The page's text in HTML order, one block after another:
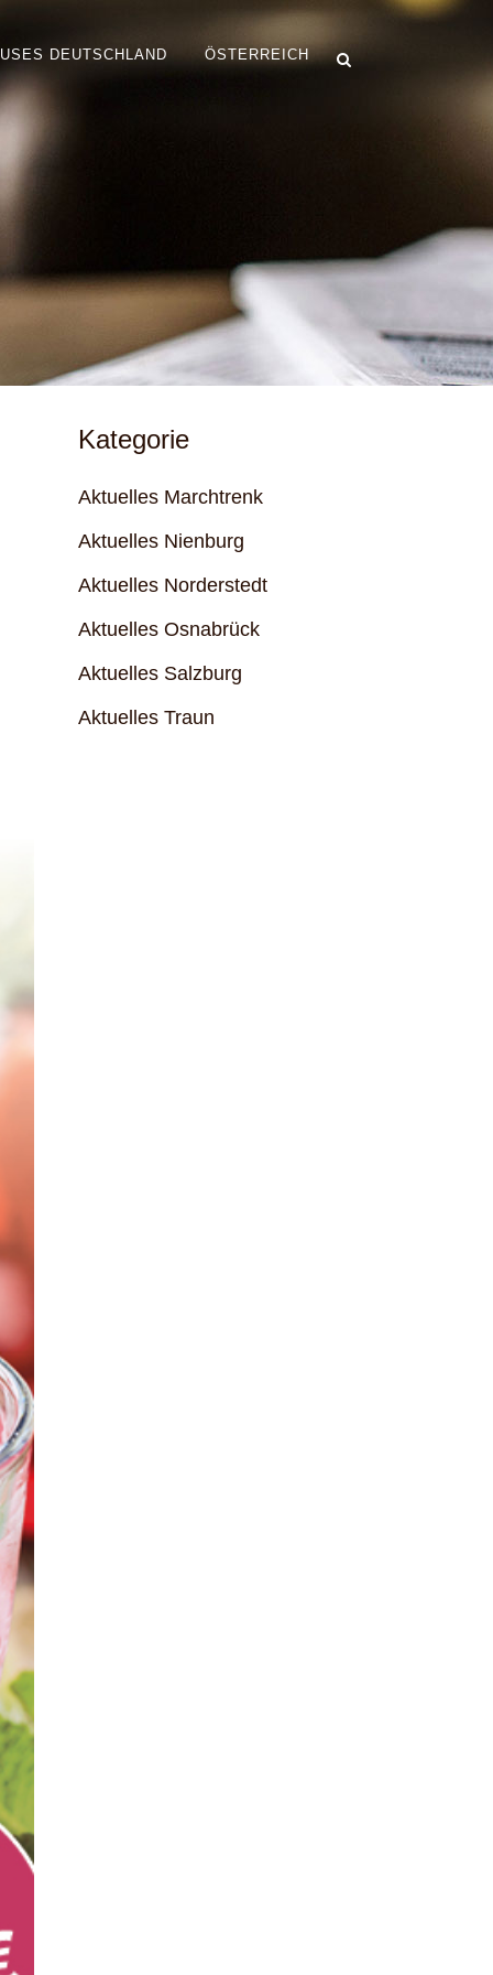
DEUTSCHLAND ÖSTERREICH
Kategorie
Aktuelles Marchtrenk
Aktuelles Nienburg
Aktuelles Norderstedt
Aktuelles Osnabrück
Aktuelles Salzburg
Aktuelles Traun